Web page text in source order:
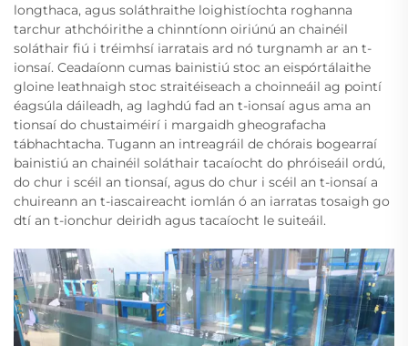
longthaca, agus soláthraithe loighistíochta roghanna
tarchur athchóirithe a chinntíonn oiriúnú an chainéil
soláthair fiú i tréimhsí iarratais ard nó turgnamh ar an t-
ionsaí. Ceadaíonn cumas bainistiú stoc an eispórtálaithe
gloine leathnaigh stoc straitéiseach a choinneáil ag pointí
éagsúla dáileadh, ag laghdú fad an t-ionsaí agus ama an
tionsaí do chustaiméirí i margaidh gheografacha
tábhachtacha. Tugann an intreagráil de chórais bogearraí
bainistiú an chainéil soláthair tacaíocht do phróiseáil ordú,
do chur i scéil an tionsaí, agus do chur i scéil an t-ionsaí a
chuireann an t-iascaireacht iomlán ó an iarratas tosaigh go
dtí an t-ionchur deiridh agus tacaíocht le suiteáil.